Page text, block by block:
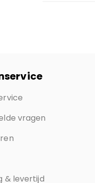
vragen
& levertijd